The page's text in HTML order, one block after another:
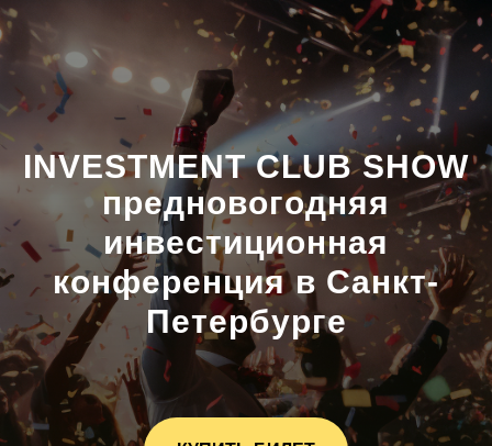
INVESTMENTCLUB SHOW
предновогодняя
инвестиционная
конференция в Санкт-
Петербурге